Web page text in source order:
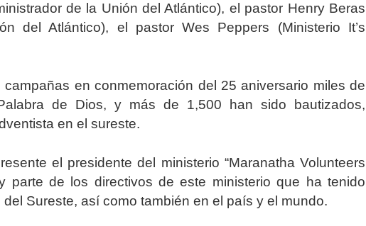
de la Unión del Atlántico), el pastor Henry Beras
del Atlántico), el pastor Wes Peppers (Ministerio It’s
en conmemoración del 25 aniversario miles de
de Dios, y más de 1,500 han sido bautizados,
en el sureste.
el presidente del ministerio “Maranatha Volunteers
parte de los directivos de este ministerio que ha tenido
Sureste, así como también en el país y el mundo.